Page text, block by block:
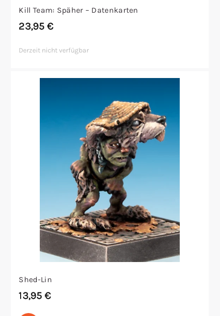
Kill Team: Späher – Datenkarten
23,95€
Derzeit nicht verfügbar
Shed-Lin
13,95€